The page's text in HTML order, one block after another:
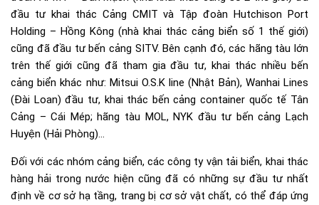
đầu tư khai thác Cảng CMIT và Tập đoàn Hutchison Port
Holding – Hồng Kông (nhà khai thác cảng biển số 1 thế giới)
cũng đã đầu tư bến cảng SITV. Bên cạnh đó, các hãng tàu lớn
trên thế giới cũng đã tham gia đầu tư, khai thác nhiều bến
cảng biển khác như: Mitsui O.S.K line (Nhật Bản), Wanhai Lines
(Đài Loan) đầu tư, khai thác bến cảng container quốc tế Tân
Cảng – Cái Mép; hãng tàu MOL, NYK đầu tư bến cảng Lạch
Huyện (Hải Phòng)…
Đối với các nhóm cảng biển, các công ty vận tải biển, khai thác
hàng hải trong nước hiện cũng đã có những sự đầu tư nhất
định về cơ sở hạ tầng, trang bị cơ sở vật chất, có thể đáp ứng